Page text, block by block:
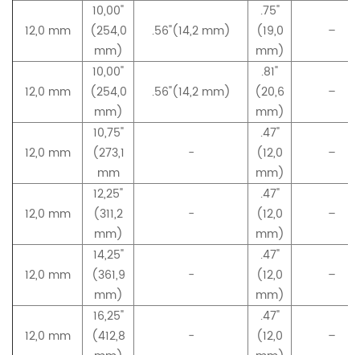
12,0 mm
10,00"
(254,0
mm)
.56"(14,2 mm)
.75"
(19,0
mm)
–
12,0 mm
10,00"
(254,0
mm)
.56"(14,2 mm)
.81"
(20,6
mm)
–
12,0 mm
10,75"
(273,1
mm
-
.47"
(12,0
mm)
–
12,0 mm
12,25"
(311,2
mm)
-
.47"
(12,0
mm)
–
12,0 mm
14,25"
(361,9
mm)
-
.47"
(12,0
mm)
–
12,0 mm
16,25"
(412,8
-
.47"
(12,0
–